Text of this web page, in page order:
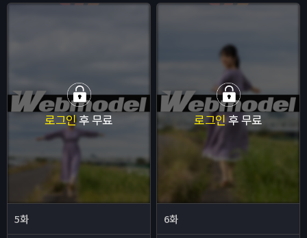
로그인후 무료
5화
로그인 후 무료
6화